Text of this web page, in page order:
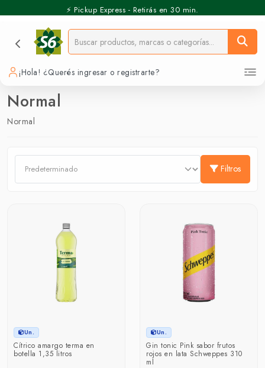
⚡️ Pickup Express - Retirás en 30 min.
¡Hola! ¿Querés ingresar o registrarte?
Normal
Normal
Filtros
Un.
Cítrico amargo terma en
botella 1,35 litros
Un.
Gin tonic Pink sabor frutos
rojos en lata Schweppes 310
ml